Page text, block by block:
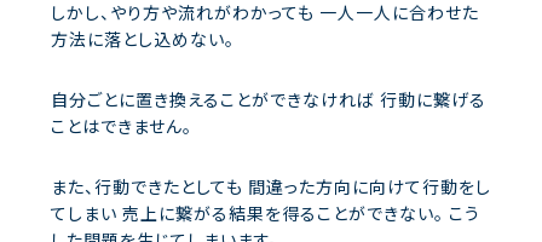
しかし、やり方や流れがわかっても 一人一人に合わせた
方法に落とし込めない。
自分ごとに置き換えることができなければ 行動に繋げる
ことはできません。
また、行動できたとしても 間違った方向に向けて行動をし
てしまい 売上に繋がる結果を得ることができない。 こう